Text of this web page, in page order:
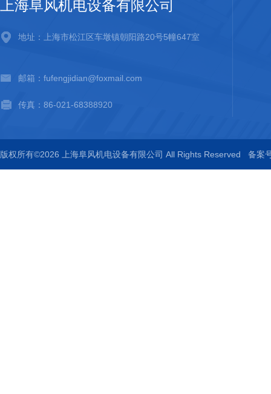
上海阜风机电设备有限公司
地址：上海市松江区车墩镇朝阳路20号5幢647室
邮箱：fufengjidian@foxmail.com
传真：86-021-68388920
版权所有©2026 上海阜风机电设备有限公司 All Rights Reserved 备案